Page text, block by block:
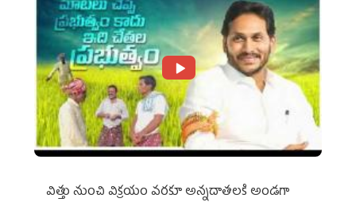
విత్తు నుంచి విక్రయం వరకూ అన్నదాతలకి అండగా